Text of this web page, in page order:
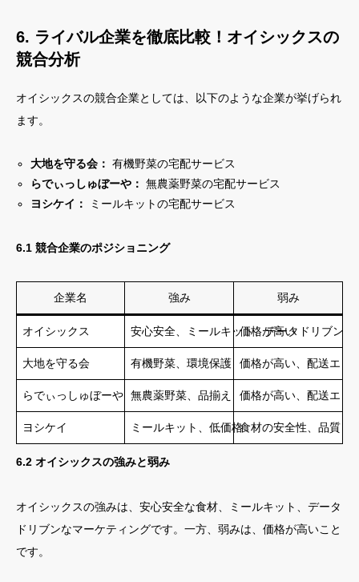
6. ライバル企業を徹底比較！オイシックスの
競合分析
オイシックスの競合企業としては、以下のような企業が挙げられ
ます。
大地を守る会： 有機野菜の宅配サービス
らでぃっしゅぼーや： 無農薬野菜の宅配サービス
ヨシケイ：
ミールキットの宅配サービス
6.1 競合企業のポジショニング
企業名 強み 弱み
オイシックス 安心安全、ミールキット、データドリブン
価格が高い
大地を守る会 有機野菜、環境保護 価格が高い、配送エリ
らでぃっしゅぼーや 無農薬野菜、品揃え 価格が高い、配送エリ
ヨシケイ ミールキット、低価格食材の安全性、品質
6.2 オイシックスの強みと弱み
オイシックスの強みは、安心安全な食材、ミールキット、データ
ドリブンなマーケティングです。一方、弱みは、価格が高いこと
です。